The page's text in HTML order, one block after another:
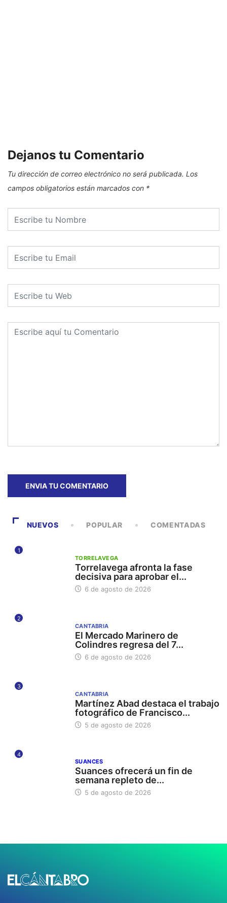
Dejanos tu Comentario
Tu dirección de correo electrónico no será publicada. Los
campos obligatorios están marcados con *
NUEVOS POPULAR COMENTADAS
1
TORRELAVEGA
Torrelavega afronta la fase
decisiva para aprobar el...
6 de agosto de 2026
2
CANTABRIA
El Mercado Marinero de
Colindres regresa del 7...
6 de agosto de 2026
3
CANTABRIA
Martínez Abad destaca el trabajo
fotográfico de Francisco...
5 de agosto de 2026
4
SUANCES
Suances ofrecerá un fin de
semana repleto de...
5 de agosto de 2026